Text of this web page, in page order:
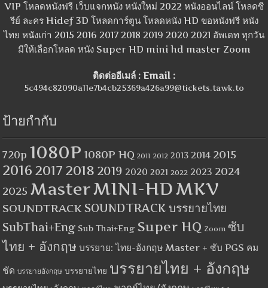
VIP โหลดหนังฟรี เว็บแจกหนัง หนังใหม่ 2022 หนังออนไลน์ โหลดซี
รีย์ ละคร Hidef 3D โหลดการ์ตูน โหลดหนัง HD ขอหนังฟรี หนัง
ไทย หนังเก่า 2015 2016 2017 2018 2019 2020 2021 อัพเดท ทุกวัน
มีให้เลือกโหลด หนัง Super HD mini hd master Zoom
ติดต่ออีเมล์ : Email :
5c494c82090a11e7b4cb25369a426a99@tickets.tawk.to
ป้ายกำกับ
720p 1080P 1080P HQ 2011 2012 2013 2014 2015
2016 2017 2018 2019 2020 2021 2022 2023 2024
2025 MasterMINI-HDMKV
SOUNDTRACK SOUNDTRACK บรรยายไทย
SubThai+Eng Sub Thai+Eng Super HQ Zoom ซับ
ไทย + อังกฤษ บรรยาย: ไทย-อังกฤษ Master + ซับ PGS คม
ชัด บรรยายอังกฤษ บรรยายไทย บรรยายไทย + อังกฤษ